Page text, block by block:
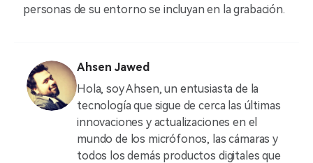
personas de su entorno se incluyan en la grabación.
Ahsen Jawed
Hola, soy Ahsen, un entusiasta de la
tecnología que sigue de cerca las últimas
innovaciones y actualizaciones en el
mundo de los micrófonos, las cámaras y
todos los demás productos digitales que